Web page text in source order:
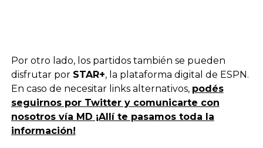
Por otro lado, los partidos también se pueden
disfrutar por STAR+, la plataforma digital de ESPN.
En caso de necesitar links alternativos, podés
seguirnos por Twitter y comunicarte con
nosotros vía MD ¡Allí te pasamos toda la
información!